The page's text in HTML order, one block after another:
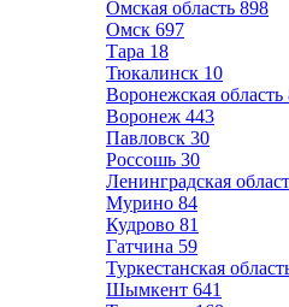
Омская область 898
Омск 697
Тара 18
Тюкалинск 10
Воронежская область
Воронеж 443
Павловск 30
Россошь 30
Ленинградская
Мурино 84
Кудрово 81
Гатчина 59
Туркестанская
Шымкент 641